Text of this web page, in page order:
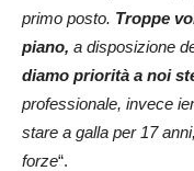
primo posto. Troppe
piano, a disposizione
diamo priorità a noi
professionale, invece
stare a galla per 17
forze“.